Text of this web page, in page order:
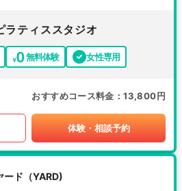
ラティススタジオ
無料体験 女性専用
おすすめコース料金 13,800円
体験・相談予約
ード（YARD)